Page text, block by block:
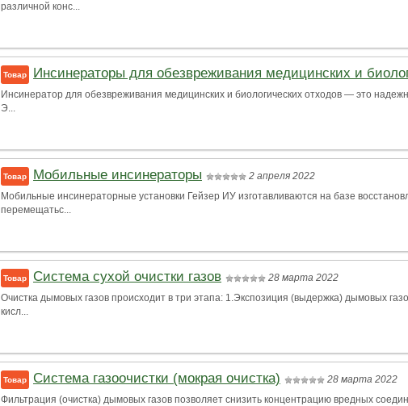
различной конс...
Товар Инсинераторы для обезвреживания медицинских и
Инсинератор для обезвреживания медицинских и биологических отходов — это
Э...
Товар Мобильные инсинераторы
2 апреля 2022
Мобильные инсинераторные установки Гейзер ИУ изготавливаются на базе
перемещатьс...
Товар Система сухой очистки газов
28 марта 2022
Очистка дымовых газов происходит в три этапа: 1.Экспозиция (выдержка) дымовых
кисл...
Товар Система газоочистки (мокрая очистка)
28 марта 2022
Фильтрация (очистка) дымовых газов позволяет снизить концентрацию вредных